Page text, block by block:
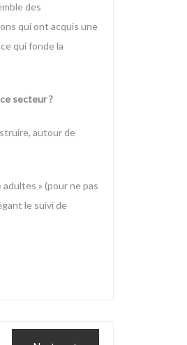
des
qui ont acquis une
qui fonde la
secteur ?
autour de
» (pour ne pas
le suivi de